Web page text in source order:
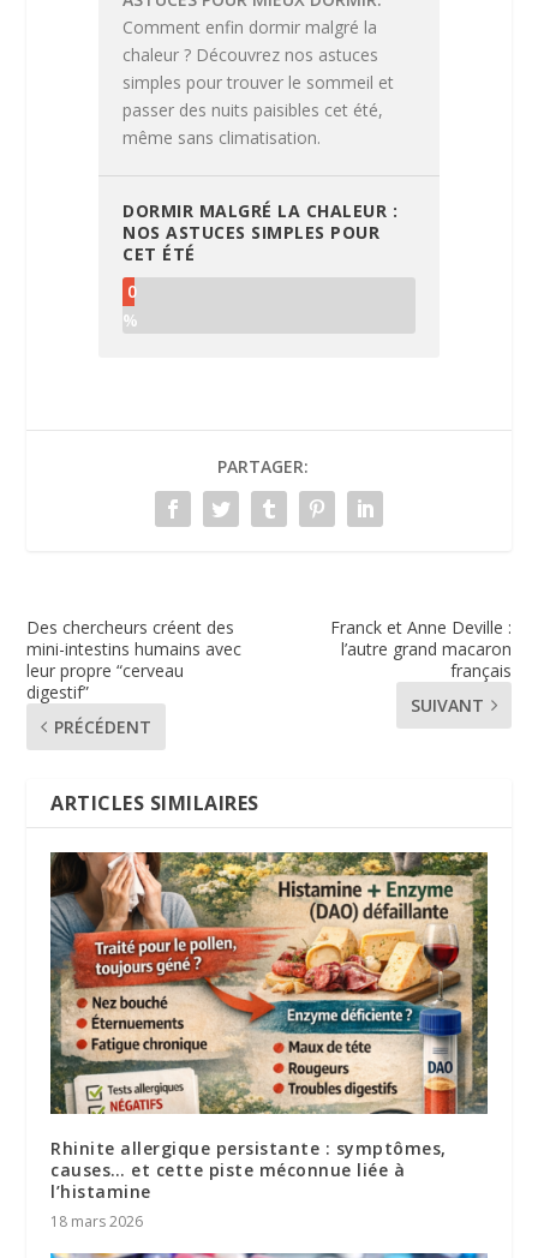
Comment enfin dormir malgré la
chaleur ? Découvrez nos astuces
simples pour trouver le sommeil et
passer des nuits paisibles cet été,
même sans climatisation.
DORMIR MALGRÉ LA CHALEUR :
NOS ASTUCES SIMPLES POUR
CET ÉTÉ
0
%
PARTAGER:
Des chercheurs créent des
mini-intestins humains avec
leur propre “cerveau
digestif”
PRÉCÉDENT
Franck et Anne Deville :
l’autre grand macaron
français
SUIVANT
ARTICLES SIMILAIRES
Rhinite allergique persistante : symptômes,
causes… et cette piste méconnue liée à
l’histamine
18 mars 2026